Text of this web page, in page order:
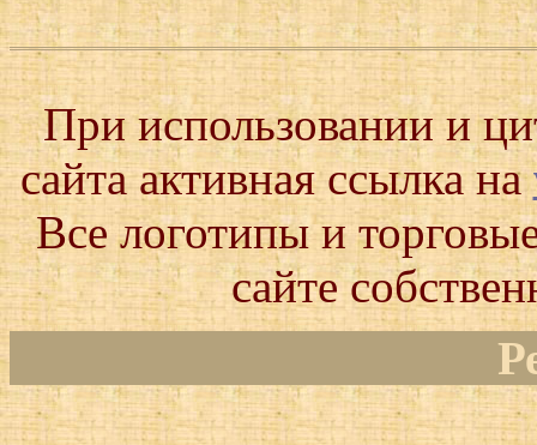
При использовании и
сайта активная ссылка на
Все логотипы и
сайте